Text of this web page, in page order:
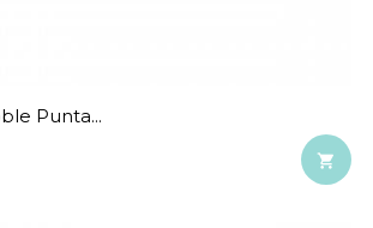
Punta...
